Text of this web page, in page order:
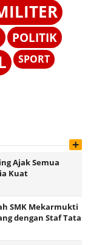
POLITIK
SPORT
+
Ajak Semua
Kuat
SMK Mekarmukti
dengan Staf Tata